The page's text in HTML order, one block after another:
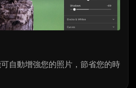
自動增強您的照片，節省您的時